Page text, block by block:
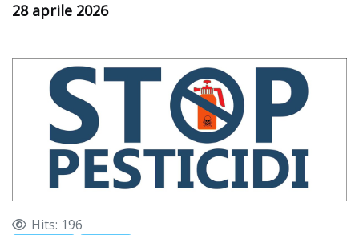
28 aprile 2026
Hits: 196